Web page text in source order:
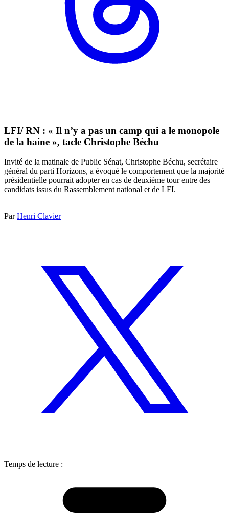
LFI/ RN : « Il n’y a pas un camp qui a le monopole
de la haine », tacle Christophe Béchu
Invité de la matinale de Public Sénat, Christophe Béchu, secrétaire
général du parti Horizons, a évoqué le comportement que la majorité
présidentielle pourrait adopter en cas de deuxième tour entre des
candidats issus du Rassemblement national et de LFI.
ParHenri Clavier
Temps de lecture :